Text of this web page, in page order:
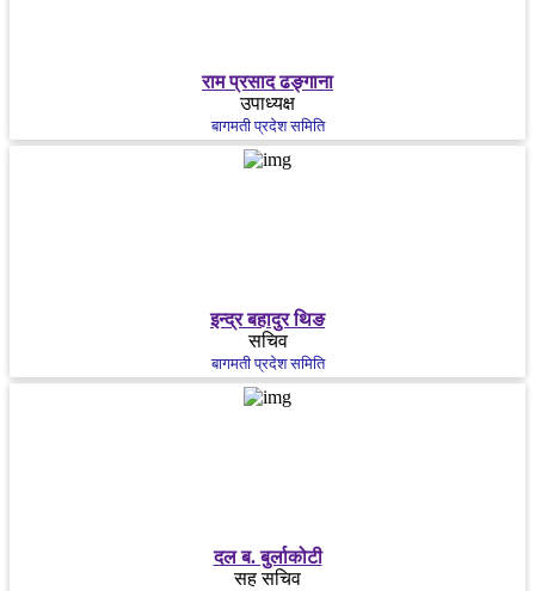
राम प्रसाद ढङ्गाना
उपाध्यक्ष
बागमती प्रदेश समिति
इन्द्र बहादुर थिङ
सचिव
बागमती प्रदेश समिति
दल ब. बुर्लाकोटी
सह सचिव